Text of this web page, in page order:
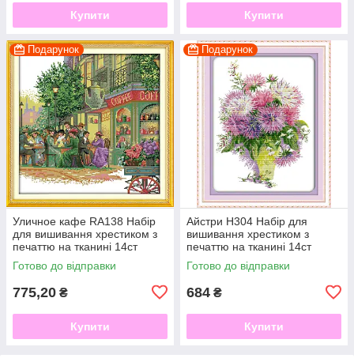
Купити Купити
Подарунок
Уличное кафе RA138 Набір
для вишивання хрестиком з
печаттю на тканині 14ст
Готово до відправки
775,20 ₴
Купити
Подарунок
Айстри H304 Набір для
вишивання хрестиком з
печаттю на тканині 14ст
Готово до відправки
684 ₴
Купити